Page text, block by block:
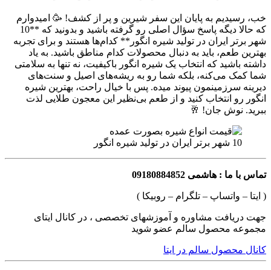
خب، رسیدیم به پایان این سفر شیرین و پر از کشف! 🥳 امیدوارم
که حالا دیگه پاسخ سؤال اصلی رو گرفته باشید و بدونید که **10
شهر برتر ایران در تولید شیره انگور** کدام‌ها هستند و برای تجربه
بهترین طعم، باید به دنبال محصولات کدام مناطق باشید. به یاد
داشته باشید که انتخاب یک شیره انگور باکیفیت، نه تنها به سلامتی
شما کمک می‌کنه، بلکه شما رو به ریشه‌های اصیل و سنت‌های
دیرینه سرزمینمون پیوند میده. پس با خیال راحت، بهترین شیره
انگور رو انتخاب کنید و از طعم بی‌نظیر این معجون طلایی لذت
ببرید. نوش جان! 🥂
10 شهر برتر ایران در تولید شیره انگور
تماس با ما : هاشمی 09180884852
( ایتا – واتساپ – تلگرام – روبیکا )
جهت دریافت مشاوره و آموزشهای تخصصی ، در کانال ایتای
مجموعه محصول سالم عضو شوید
کانال محصول سالم در ایتا